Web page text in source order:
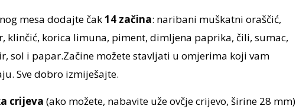
mesa dodajte čak14 začina: naribani muškatni oraščić,
klinčić, korica limuna, piment, dimljena paprika, čili, sumac,
sol i papar.Začine možete stavljati u omjerima koji vam
Sve dobro izmiješajte.
crijeva (ako možete, nabavite uže ovčje crijevo, širine 28 mm)